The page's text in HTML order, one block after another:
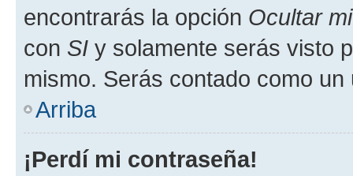
encontrarás la opción Ocultar
con SI y solamente serás visto
mismo. Serás contado como un
Arriba
¡Perdí mi contraseña!